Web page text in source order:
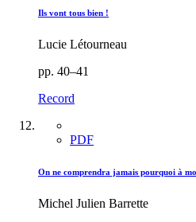
Ils vont tous bien !
Lucie Létourneau
pp. 40–41
Record
PDF
On ne comprendra jamais pourquoi à
Michel Julien Barrette